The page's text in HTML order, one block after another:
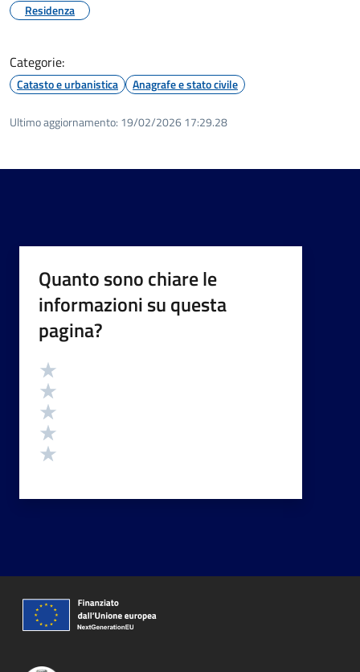
Residenza
Categorie:
Catasto e urbanistica Anagrafe e stato civile
Ultimo aggiornamento: 19/02/2026 17:29.28
Quanto sono chiare le
informazioni su questa
pagina?
Valutazione